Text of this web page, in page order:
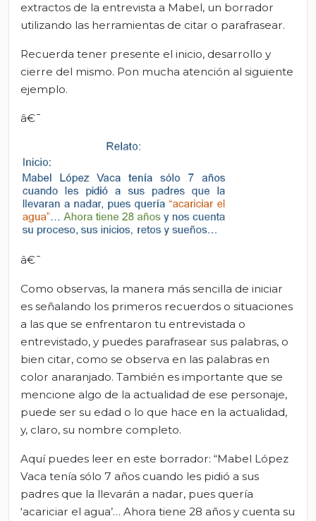
extractos de la entrevista a Mabel, un borrador
utilizando las herramientas de citar o parafrasear.
Recuerda tener presente el inicio, desarrollo y
cierre del mismo. Pon mucha atención al siguiente
ejemplo.
â€¯
â€¯
Como observas, la manera más sencilla de iniciar
es señalando los primeros recuerdos o situaciones
a las que se enfrentaron tu entrevistada o
entrevistado, y puedes parafrasear sus palabras, o
bien citar, como se observa en las palabras en
color anaranjado. También es importante que se
mencione algo de la actualidad de ese personaje,
puede ser su edad o lo que hace en la actualidad,
y, claro, su nombre completo.
Aquí puedes leer en este borrador: “Mabel López
Vaca tenía sólo 7 años cuando les pidió a sus
padres que la llevarán a nadar, pues quería
‘acariciar el agua’… Ahora tiene 28 años y cuenta su